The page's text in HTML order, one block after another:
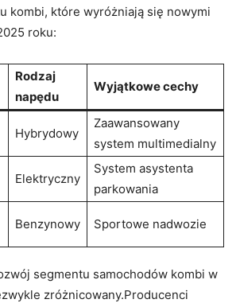
kombi, które ⁢wyróżniają się ​nowymi
roku:
Rodzaj
napędu
Wyjątkowe cechy
Hybrydowy
Zaawansowany
system multimedialny
Elektryczny
System asystenta
parkowania
Benzynowy Sportowe nadwozie
segmentu samochodów kombi w
zróżnicowany.Producenci